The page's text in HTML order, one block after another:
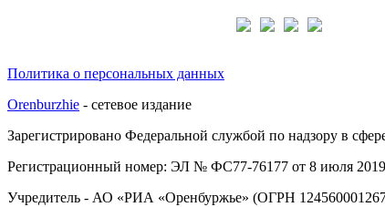
Политика о персональных данных
Orenburzhie - сетевое издание
Зарегистрировано Федеральной службой по надзору в
Регистрационный номер: ЭЛ № ФС77-76177 от 8 июля 2019
Учредитель - АО «РИА «Оренбуржье» (ОГРН